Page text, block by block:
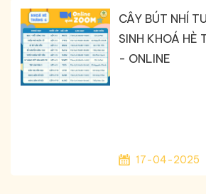
CÂY BÚT NHÍ
SINH KHOÁ HÈ
- ONLINE
17-04-2025